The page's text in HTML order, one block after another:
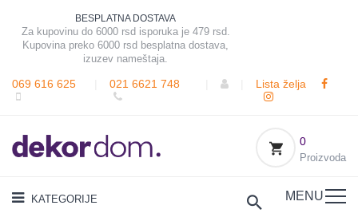
BESPLATNA DOSTAVA
Za kupovinu do 6000 rsd isporuka je 479 rsd.
Kupovina preko 6000 rsd besplatna dostava,
izuzev nameštaja.
069 616 625 021 6621 748 Lista želja
0
Proizvoda
KATEGORIJE MENU